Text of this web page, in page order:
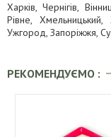
Харків, Чернігів,
Рівне,
Ужгород, Запоріжжя,
РЕКОМЕНДУЄМО :